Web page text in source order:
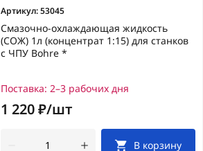
Артикул:53045
Смазочно-охлаждающая жидкость
(СОЖ) 1л (концентрат 1:15) для станков
с ЧПУ Bohre *
Поставка: 2–3 рабочих дня
1 220 ₽/шт
В корзину